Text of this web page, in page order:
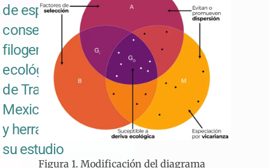
de especies y
conservadurismo
filogenético del nicho
ecológico en la Zona
de Transición
Mexicana: evidencia
y herramientas para
su estudio
Figura 1. Modificación del diagrama